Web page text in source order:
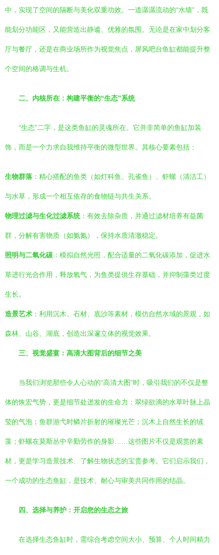
中，实现了空间的隔断与美化双重功效。一道潺潺流动的“水墙”，既
能划分功能区，又能营造出静谧、优雅的氛围。无论是在家中划分客
厅与餐厅，还是在商业场所作为视觉焦点，屏风吧台鱼缸都能提升整
个空间的格调与生机。
二、内核所在：构建平衡的“生态”系统
“生态”二字，是这类鱼缸的灵魂所在。它并非简单的鱼缸加装
饰，而是一个力求自我维持平衡的微型世界。其核心要素包括：
生物群落 ：精心搭配的鱼类（如灯科鱼、孔雀鱼）、虾螺（清洁工）
与水草，形成一个相互依存的食物链与共生关系。
物理过滤与生化过滤系统：有效去除杂质，并通过滤材培养有益菌
群，分解有害物质（如氨氮），保持水质清澈稳定。
照明与二氧化碳 ：模拟自然光照，配合适量的二氧化碳添加，促进水
草进行光合作用，释放氧气，为鱼类提供生存基础，并抑制藻类过度
生长。
造景艺术 ：利用沉木、石材、底沙等素材，模仿自然水域的景观，如
森林、山谷、湖底，创造出深邃立体的视觉效果。
三、视觉盛宴：高清大图背后的细节之美
当我们浏览那些令人心动的“高清大图”时，吸引我们的不仅是整
体的恢宏气势，更是细节处迸发的生命力：翠绿欲滴的水草叶脉上晶
莹的气泡；鱼群游弋时鳞片折射的璀璨光芒；沉木上自然生长的绒
藻；虾螺在莫斯丛中辛勤劳作的身影……这些图片不仅是观赏的素
材，更是学习造景技术、了解生物状态的宝贵参考。它们启示我们，
一个成功的生态鱼缸，是技术、耐心与审美共同作用的结晶。
四、选择与养护：开启您的生态之旅
在选择生态鱼缸时，需综合考虑空间大小、预算、个人时间精力